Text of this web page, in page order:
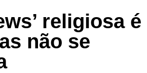
religiosa é
não se